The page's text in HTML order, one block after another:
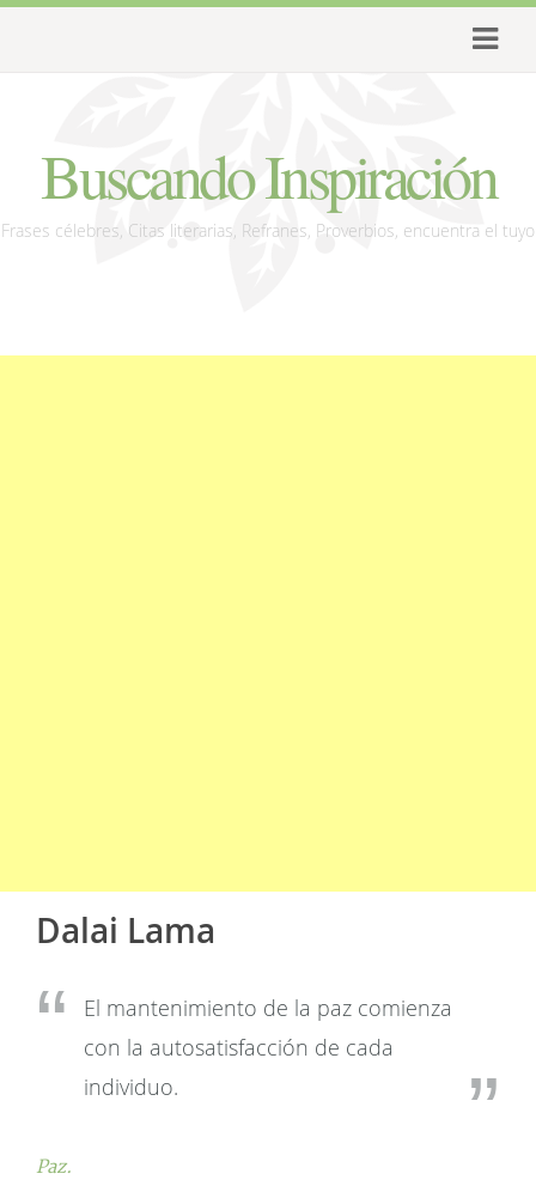
Buscando Inspiración
Frases célebres, Citas literarias, Refranes, Proverbios, encuentra el tuyo
Dalai Lama
El mantenimiento de la paz comienza
con la autosatisfacción de cada
individuo.
Paz.